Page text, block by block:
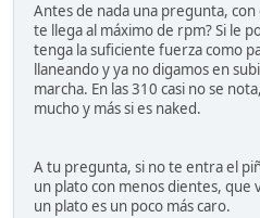
Antes de nada una pregunta,
te llega al máximo de rpm? Si le
tenga la suficiente fuerza como
llaneando y ya no digamos en
marcha. En las 310 casi no se
mucho y más si es naked.
A tu pregunta, si no te entra el
un plato con menos dientes, que
un plato es un poco más caro.